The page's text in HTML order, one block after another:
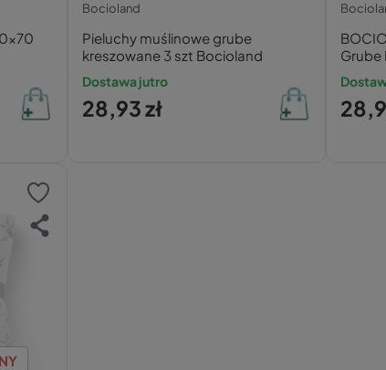
Bocioland
Pieluchy muślinowe grube
kreszowane 3 szt Bocioland
Dostawa jutro
28,93 zł
Grube